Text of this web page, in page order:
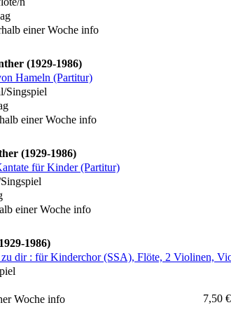
einer Woche info
(1929-1986)
Hameln (Partitur)
Singspiel
einer Woche info
(1929-1986)
für Kinder (Partitur)
einer Woche info
1986)
dir : für Kinderchor (SSA), Flöte, 2 Violinen,
Woche info
7,50 €